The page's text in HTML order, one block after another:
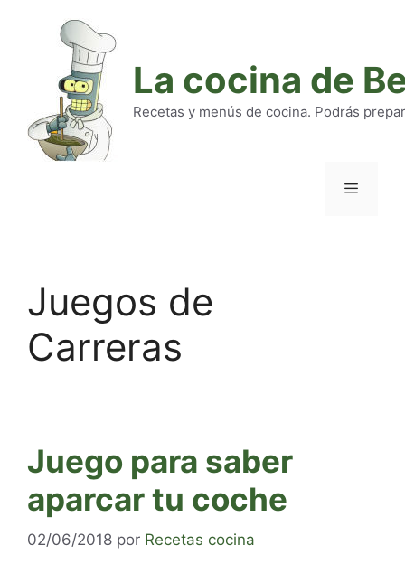
La cocina de
Recetas y menús de cocina. Podrás
Juegos de
Carreras
Juego para saber
aparcar tu coche
02/06/2018 por Recetas cocina